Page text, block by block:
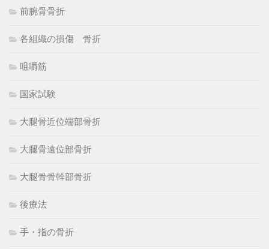
前腕骨骨折
各組織の損傷 骨折
咀嚼筋
国家試験
大腿骨近位端部骨折
大腿骨遠位部骨折
大腿骨骨幹部骨折
後療法
手・指の骨折